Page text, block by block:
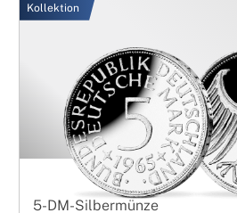
Kollektion
5-DM-Silbermünze